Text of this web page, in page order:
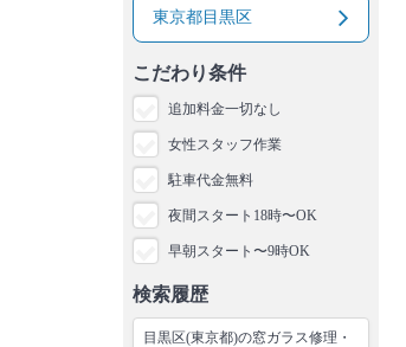
東京都目黒区
こだわり条件
追加料金一切なし
女性スタッフ作業
駐車代金無料
夜間スタート18時〜OK
早朝スタート〜9時OK
検索履歴
目黒区(東京都)の窓ガラス修理・